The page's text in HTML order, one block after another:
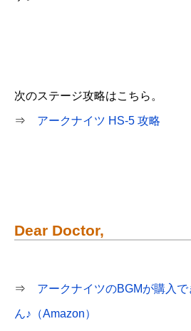
次のステージ攻略はこちら。
⇒ アークナイツ HS-5 攻略
Dear Doctor,
⇒ アークナイツのBGMが購入
ん♪（Amazon）